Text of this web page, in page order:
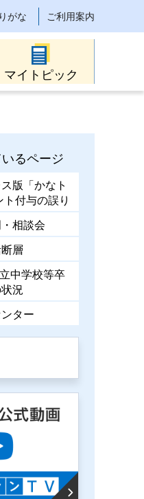
がな ご利用案内
マイトピック
るページ
版「かなト
ト付与の誤り
相談会
層
中学校等卒
況
ター